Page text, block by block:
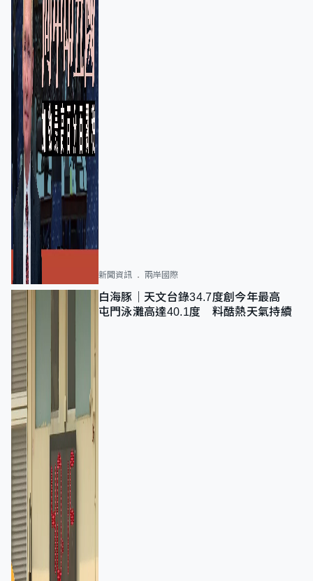
新聞資訊 兩岸國際
白海豚｜天文台錄34.7度創今年最高
屯門泳灘高達40.1度 料酷熱天氣持續